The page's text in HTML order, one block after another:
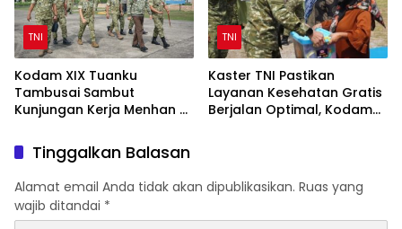
TNI
Kodam XIX Tuanku
Tambusai Sambut
Kunjungan Kerja Menhan RI
Bulqin dan Yonif TP
898/Pancalang Cakti
TNI
Kaster TNI Pastikan
Layanan Kesehatan Gratis
Berjalan Optimal, Kodam
Tinggalkan Balasan
Alamat email Anda tidak akan dipublikasikan. Ruas yang
wajib ditandai *